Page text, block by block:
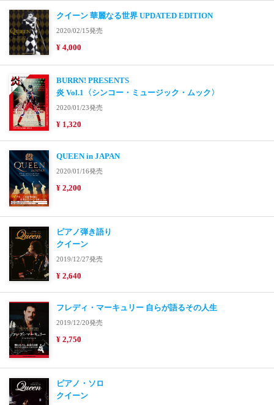
クイーン 華麗なる世界 UPDATED EDITION
2020/02/15発売
¥ 4,000
BURRN! PRESENTS
炎 Vol.1〈シンコー・ミュージック・ムック〉
2020/01/23発売
¥ 1,320
QUEEN in JAPAN
2020/01/16発売
¥ 2,200
ピアノ弾き語り
クイーン
2019/12/27発売
¥ 2,640
フレディ・マーキュリー 自らが語るその人生
2019/12/20発売
¥ 2,750
ピアノ・ソロ
クイーン